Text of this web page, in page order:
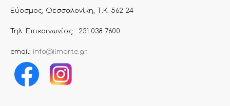
Εύοσμος, Θεσσαλονίκη, Τ.Κ. 562 24
Τηλ. Επικοινωνίας : 231 038 7600
email: info@ilmarte.gr.
. .